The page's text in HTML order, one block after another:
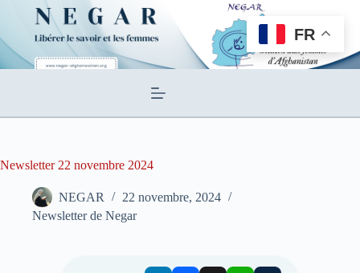
contenu
Newsletter 22 novembre 2024
NEGAR
22 novembre, 2024
Newsletter de Negar
FR